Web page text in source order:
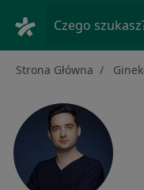
Czego
Strona Główna